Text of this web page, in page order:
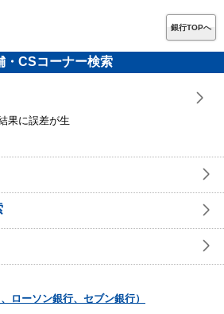
銀行TOPへ
・CSコーナー検索
果に誤差が生
ローソン銀行、セブン銀行）